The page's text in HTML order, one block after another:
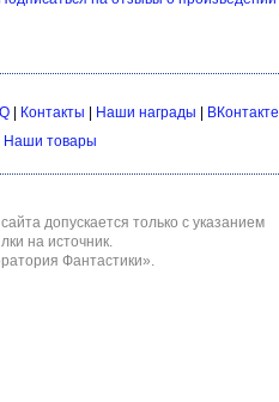
| Контакты Наши награды
ВКонтакте
Наши товары
допускается только с указанием
на источник.
Фантастики».